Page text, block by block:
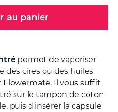
au panier
permet de vaporiser
des cires ou des huiles
Flowermate. Il vous suffit
sur le tampon de coton
puis d'insérer la capsule